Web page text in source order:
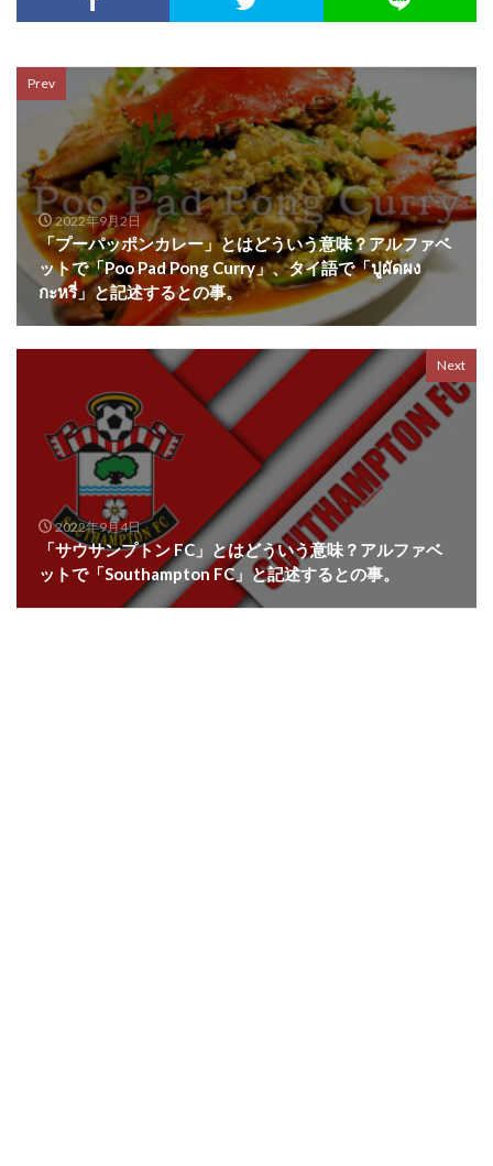
Prev
2022年9月2日
「プーパッポンカレー」とはどういう意味？アルファベ
ットで「Poo Pad Pong Curry」、タイ語で「ปูผัดผง
กะหรี่」と記述するとの事。
Next
2022年9月4日
「サウサンプトン FC」とはどういう意味？アルファベ
ットで「Southampton FC」と記述するとの事。